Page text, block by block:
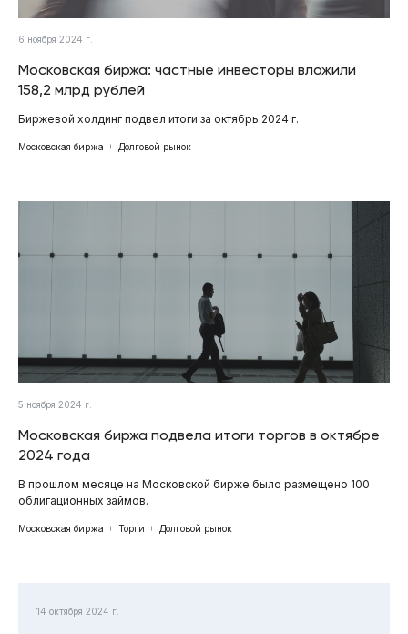
6 ноября 2024 г.
Московская биржа: частные инвесторы вложили
158,2 млрд рублей
Биржевой холдинг подвел итоги за октябрь 2024 г.
Московская биржа Долговой рынок
5 ноября 2024 г.
Московская биржа подвела итоги торгов в октябре
2024 года
В прошлом месяце на Московской бирже было размещено 100
облигационных займов.
Московская биржа Торги Долговой рынок
14 октября 2024 г.